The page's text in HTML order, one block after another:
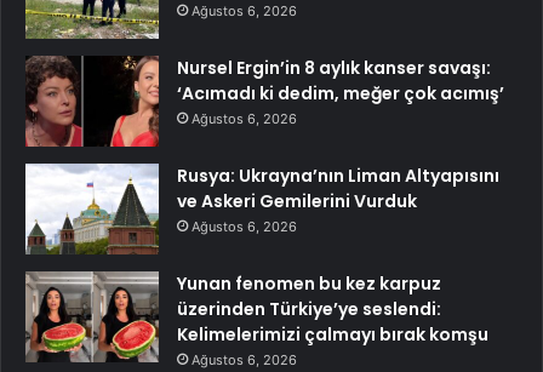
Ağustos 6, 2026
Nursel Ergin’in 8 aylık kanser savaşı:
‘Acımadı ki dedim, meğer çok acımış’
Ağustos 6, 2026
Rusya: Ukrayna’nın Liman Altyapısını
ve Askeri Gemilerini Vurduk
Ağustos 6, 2026
Yunan fenomen bu kez karpuz
üzerinden Türkiye’ye seslendi:
Kelimelerimizi çalmayı bırak komşu
Ağustos 6, 2026